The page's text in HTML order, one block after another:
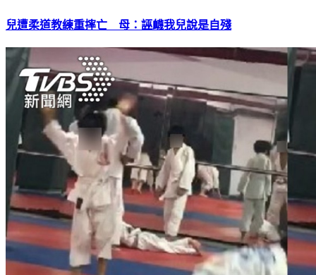
兒遭柔道教練重摔亡 母：誣衊我兒說是自殘